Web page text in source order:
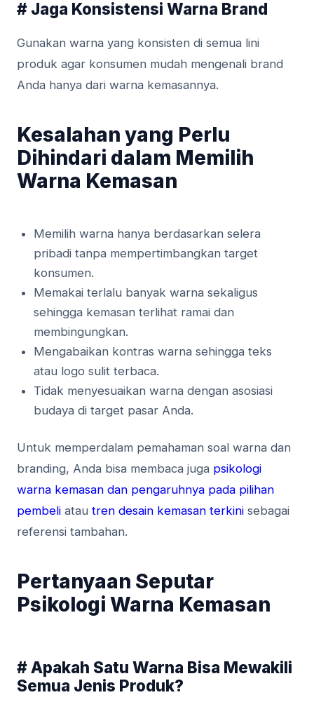
# Jaga Konsistensi Warna Brand
Gunakan warna yang konsisten di semua lini
produk agar konsumen mudah mengenali brand
Anda hanya dari warna kemasannya.
Kesalahan yang Perlu
Dihindari dalam Memilih
Warna Kemasan
Memilih warna hanya berdasarkan selera
pribadi tanpa mempertimbangkan target
konsumen.
Memakai terlalu banyak warna sekaligus
sehingga kemasan terlihat ramai dan
membingungkan.
Mengabaikan kontras warna sehingga teks
atau logo sulit terbaca.
Tidak menyesuaikan warna dengan asosiasi
budaya di target pasar Anda.
Untuk memperdalam pemahaman soal warna dan
branding, Anda bisa membaca juga psikologi
warna kemasan dan pengaruhnya pada pilihan
pembeli atau tren desain kemasan terkini sebagai
referensi tambahan.
Pertanyaan Seputar
Psikologi Warna Kemasan
# Apakah Satu Warna Bisa Mewakili
Semua Jenis Produk?